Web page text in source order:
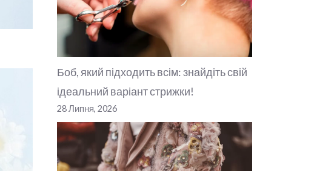
Боб, який підходить всім: знайдіть свій
ідеальний варіант стрижки!
28 Липня, 2026